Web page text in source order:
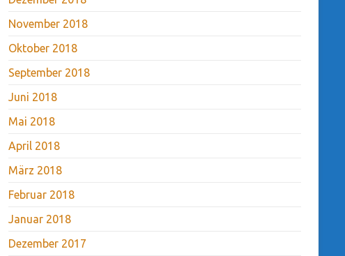
November 2018
Oktober 2018
September 2018
Juni 2018
Mai 2018
April 2018
März 2018
Februar 2018
Januar 2018
Dezember 2017